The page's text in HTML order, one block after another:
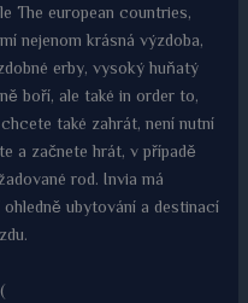
The european countries,
nejenom krásná výzdoba,
erby, vysoký huňatý
boří, ale také in order to,
také zahrát, není nutní
a začnete hrát, v případě
rod. Invia má
ubytování a destinací